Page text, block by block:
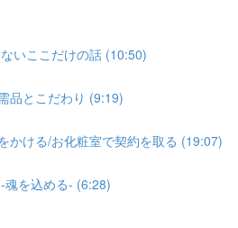
いここだけの話 (10:50)
品とこだわり (9:19)
かける/お化粧室で契約を取る (19:07)
魂を込める- (6:28)